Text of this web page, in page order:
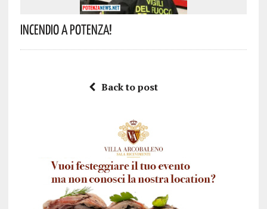
Incendio A Potenza!
Back to post